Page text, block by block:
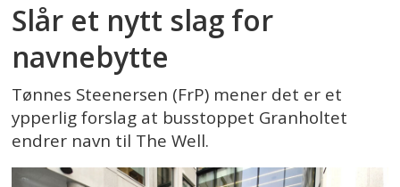
Slår et nytt slag for
navnebytte
Tønnes Steenersen (FrP) mener det er et
ypperlig forslag at busstoppet Granholtet
endrer navn til The Well.